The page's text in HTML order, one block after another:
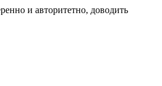
и авторитетно, доводить